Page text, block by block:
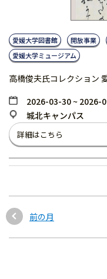
愛媛大学図書館 開放事業
愛媛大学ミュージアム
高橋俊夫氏コレクション
2026-03-30 ~ 2026-
城北キャンパス
詳細はこちら
前の月